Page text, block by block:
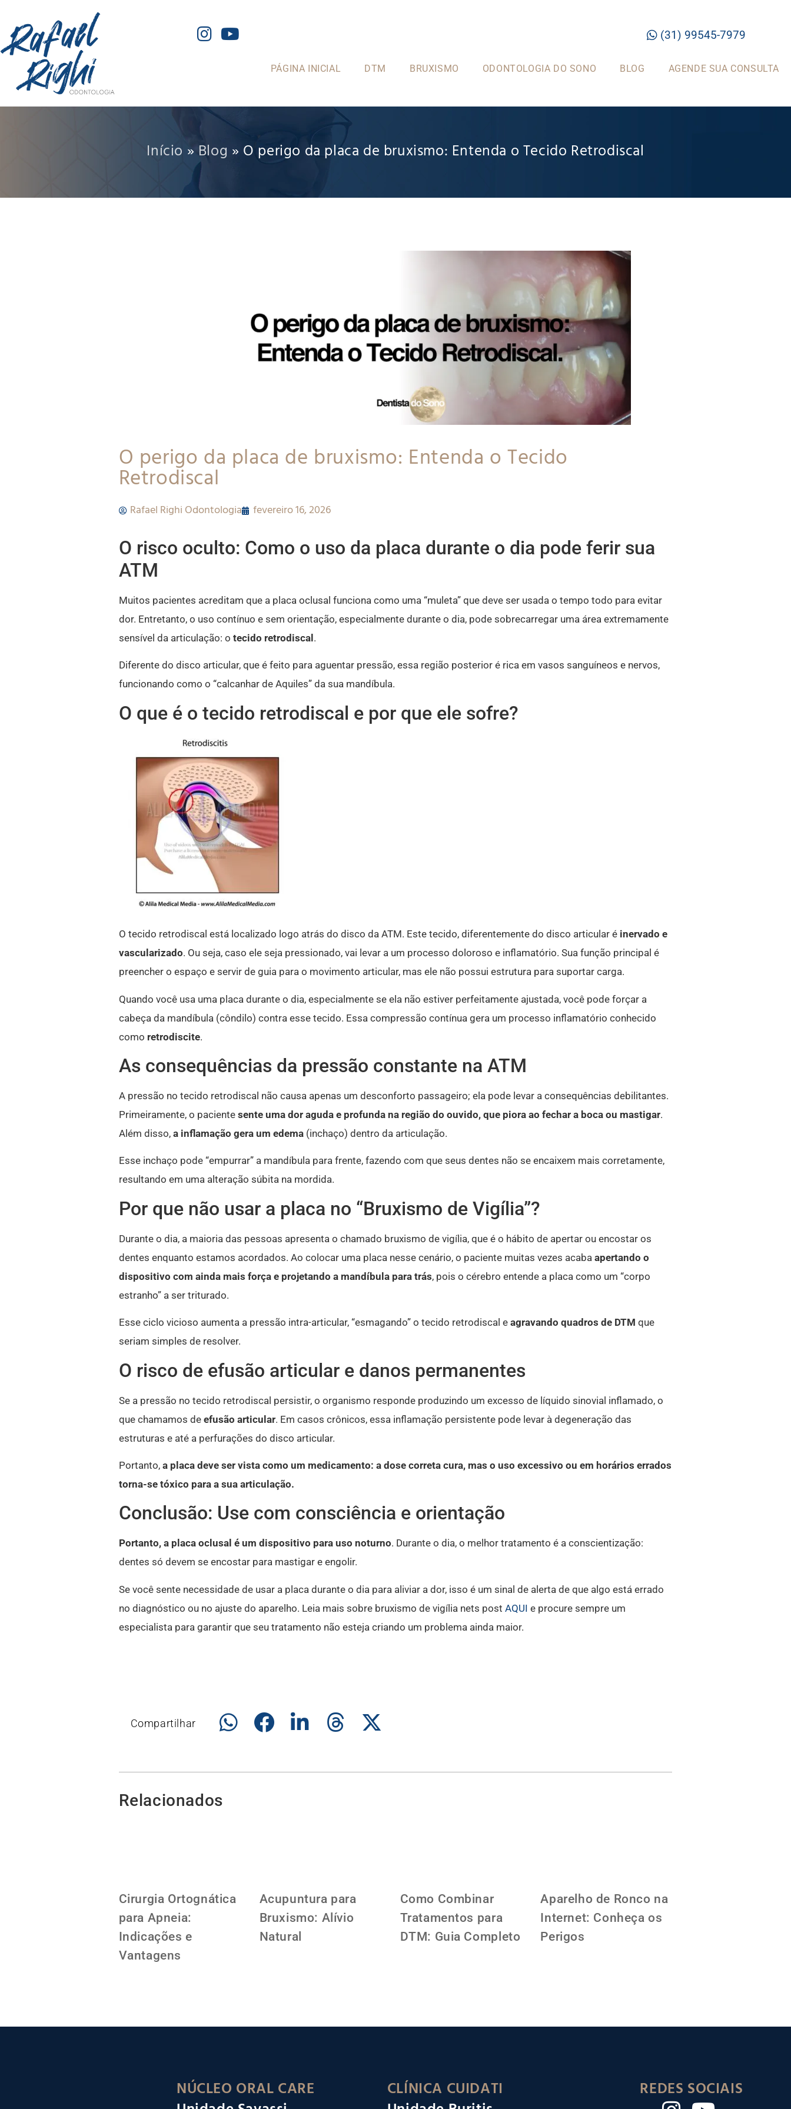
(31) 99545-7979
PÁGINA INICIAL DTM BRUXISMO ODONTOLOGIA DO SONO BLOG AGENDE SUA CONSULTA
Início » Blog » O perigo da placa de bruxismo: Entenda o Tecido Retrodiscal
O perigo da placa de bruxismo: Entenda o Tecido
Retrodiscal
Rafael Righi Odontologia fevereiro 16, 2026
O risco oculto: Como o uso da placa durante o dia pode ferir sua
ATM
Muitos pacientes acreditam que a placa oclusal funciona como uma “muleta” que deve ser usada o tempo todo para evitar
dor. Entretanto, o uso contínuo e sem orientação, especialmente durante o dia, pode sobrecarregar uma área extremamente
sensível da articulação: o tecido retrodiscal.
Diferente do disco articular, que é feito para aguentar pressão, essa região posterior é rica em vasos sanguíneos e nervos,
funcionando como o “calcanhar de Aquiles” da sua mandíbula.
O que é o tecido retrodiscal e por que ele sofre?
O tecido retrodiscal está localizado logo atrás do disco da ATM. Este tecido, diferentemente do disco articular éinervado e
vascularizado. Ou seja, caso ele seja pressionado, vai levar a um processo doloroso e inflamatório. Sua função principal é
preencher o espaço e servir de guia para o movimento articular, mas ele não possui estrutura para suportar carga.
Quando você usa uma placa durante o dia, especialmente se ela não estiver perfeitamente ajustada, você pode forçar a
cabeça da mandíbula (côndilo) contra esse tecido. Essa compressão contínua gera um processo inflamatório conhecido
como retrodiscite.
As consequências da pressão constante na ATM
A pressão no tecido retrodiscal não causa apenas um desconforto passageiro; ela pode levar a consequências debilitantes.
Primeiramente, o pacientesente uma dor aguda e profunda na região do ouvido, que piora ao fechar a boca ou mastigar.
Além disso, a inflamação gera um edema(inchaço) dentro da articulação.
Esse inchaço pode “empurrar” a mandíbula para frente, fazendo com que seus dentes não se encaixem mais corretamente,
resultando em uma alteração súbita na mordida.
Por que não usar a placa no “Bruxismo de Vigília”?
Durante o dia, a maioria das pessoas apresenta o chamado bruxismo de vigília, que é o hábito de apertar ou encostar os
dentes enquanto estamos acordados. Ao colocar uma placa nesse cenário, o paciente muitas vezes acaba apertando o
dispositivo com ainda mais força e projetando a mandíbula para trás, pois o cérebro entende a placa como um “corpo
estranho” a ser triturado.
Esse ciclo vicioso aumenta a pressão intra-articular, “esmagando” o tecido retrodiscal e agravando quadros de DTM que
seriam simples de resolver.
O risco de efusão articular e danos permanentes
Se a pressão no tecido retrodiscal persistir, o organismo responde produzindo um excesso de líquido sinovial inflamado, o
que chamamos de efusão articular. Em casos crônicos, essa inflamação persistente pode levar à degeneração das
estruturas e até a perfurações do disco articular.
Portanto, a placa deve ser vista como um medicamento: a dose correta cura, mas o uso excessivo ou em horários errados
torna-se tóxico para a sua articulação.
Conclusão: Use com consciência e orientação
Portanto, a placa oclusal é um dispositivo para uso noturno. Durante o dia, o melhor tratamento é a conscientização:
dentes só devem se encostar para mastigar e engolir.
Se você sente necessidade de usar a placa durante o dia para aliviar a dor, isso é um sinal de alerta de que algo está errado
no diagnóstico ou no ajuste do aparelho. Leia mais sobre bruxismo de vigília nets post AQUI e procure sempre um
especialista para garantir que seu tratamento não esteja criando um problema ainda maior.
Compartilhar
Relacionados
Cirurgia Ortognática
para Apneia:
Indicações e
Vantagens
Acupuntura para
Bruxismo: Alívio
Natural
Como Combinar
Tratamentos para
DTM: Guia Completo
Aparelho de Ronco na
Internet: Conheça os
Perigos
NÚCLEO ORAL CARE
CLÍNICA CUIDATI
REDES SOCIAIS